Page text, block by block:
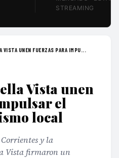
STREAMING
VISTA UNEN FUERZAS PARA IMPU...
Vista unen
el
local
y la
Vista firmaron un